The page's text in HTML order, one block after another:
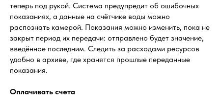
теперь под рукой. Система предупредит об ошибочных
показаниях, а данные на счётчике воды можно
распознать камерой. Показания можно изменить, пока не
закрыт период их передачи: отправлено будет значение,
введённое последним. Следить за расходами ресурсов
удобно в архиве, где хранятся прошлые переданные
показания.
Оплачивать счета